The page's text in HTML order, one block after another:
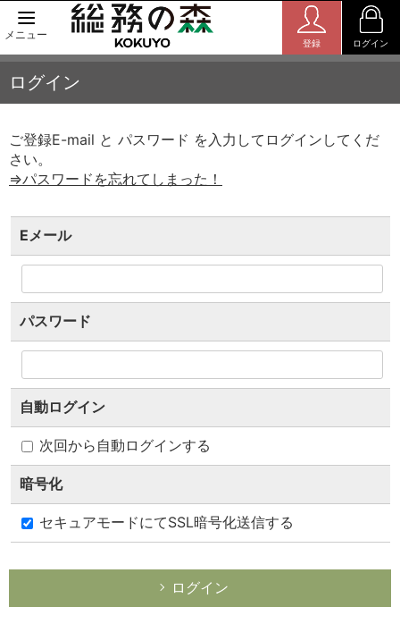
メニュー
登録 ログイン
ログイン
ご登録E-mail と パスワード を入力してログインしてくだ
さい。
⇒パスワードを忘れてしまった！
Eメール
パスワード
自動ログイン
次回から自動ログインする
暗号化
セキュアモードにてSSL暗号化送信する
ログイン
一般プロフィール